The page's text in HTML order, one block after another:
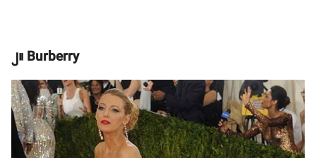
၂။ Burberry